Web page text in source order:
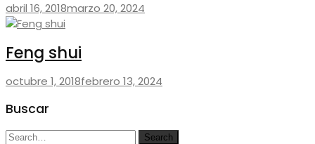
abril 16, 2018marzo 20, 2024
Feng shui
octubre 1, 2018febrero 13, 2024
Buscar
Search
Search